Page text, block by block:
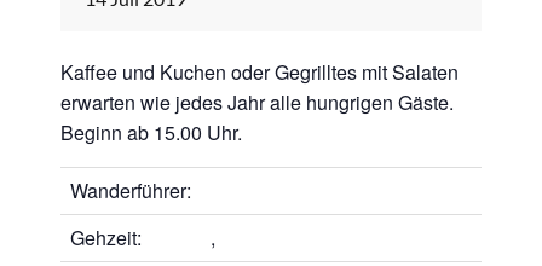
Kaffee und Kuchen oder Gegrilltes mit Salaten
erwarten wie jedes Jahr alle hungrigen Gäste.
Beginn ab 15.00 Uhr.
Wanderführer:
Gehzeit:
,